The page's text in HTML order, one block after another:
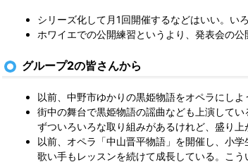
シリーズ化して月1回開催するなどはいい。い
ホワイエでの公開練習というより、発表会の公
グループ2の皆さんから
以前、中野市ゆかりの黒姫物語をオペラにしよ
街中の舞台で黒姫物語の謡曲なども上演して
ずついろいろな取り組みがあるけれど、盛り上
以前、オペラ「中山晋平物語」を開催し、小
歌い手もレッスンを続けて成長している。こう